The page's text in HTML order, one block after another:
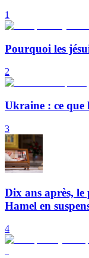
1
Pourquoi les
2
Ukraine : ce que
3
Dix ans après, le
Hamel en
4